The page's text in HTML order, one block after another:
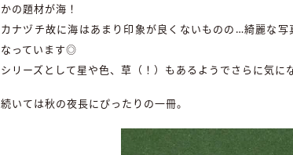
かの題材が海！
カナヅチ故に海はあまり印象が良くないものの…綺麗な
なっています◎
シリーズとして星や色、草（！）もあるようでさらに気に
続いては秋の夜長にぴったりの一冊。